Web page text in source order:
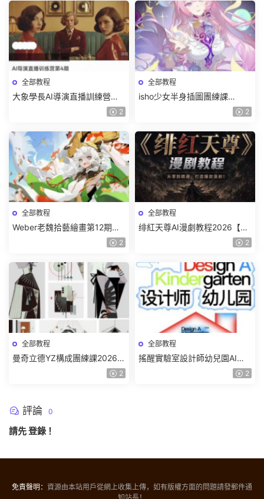
全部教程
大象學長AI導演直播訓練營第4
期2026【畫質高清有資料】 2
全部教程
isho少女半身插圖團練課
2026【畫質高清隻有視頻】 2
全部教程
Weber老魏拾藝繪畫第12期角
色特訓班【畫質不錯隻有視
2
全部教程
绯紅天尊AI漫劇教程2026【畫
2
全部教程
曼奇立德YZ構成團練課2026年
8月已結課【畫質高清有課件】
2
全部教程
搖醒實驗室設計師幼兒園AI軟
件基礎課2025【畫質不錯有素
2
評論 0
請先登錄 ！
免責聲明： 資源由本站用戶從網上收集上傳，如有版權方面的問題請發郵件通